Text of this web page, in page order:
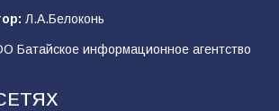
в России в 2026 году
в Госдуме дали ответ
Л.А.Белоконь
Батайское информационное агентство